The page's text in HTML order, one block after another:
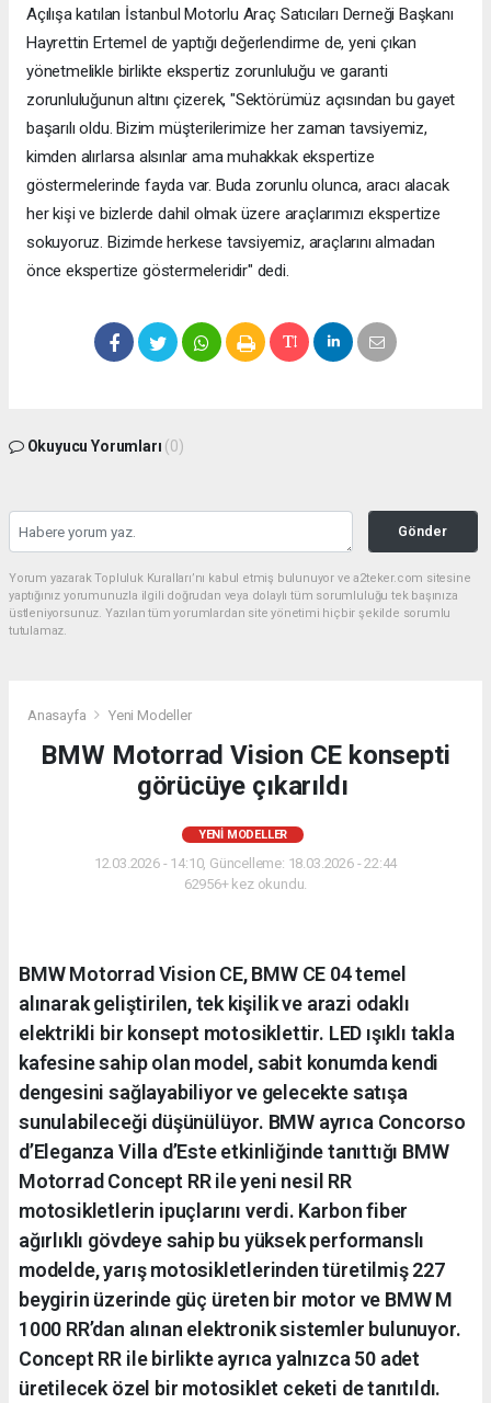
Açılışa katılan İstanbul Motorlu Araç Satıcıları Derneği Başkanı
Hayrettin Ertemel de yaptığı değerlendirme de, yeni çıkan
yönetmelikle birlikte ekspertiz zorunluluğu ve garanti
zorunluluğunun altını çizerek, "Sektörümüz açısından bu gayet
başarılı oldu. Bizim müşterilerimize her zaman tavsiyemiz,
kimden alırlarsa alsınlar ama muhakkak ekspertize
göstermelerinde fayda var. Buda zorunlu olunca, aracı alacak
her kişi ve bizlerde dahil olmak üzere araçlarımızı ekspertize
sokuyoruz. Bizimde herkese tavsiyemiz, araçlarını almadan
önce ekspertize göstermeleridir" dedi.
Okuyucu Yorumları (0)
Gönder
Yorum yazarak Topluluk Kuralları’nı kabul etmiş bulunuyor ve a2teker.com sitesine
yaptığınız yorumunuzla ilgili doğrudan veya dolaylı tüm sorumluluğu tek başınıza
üstleniyorsunuz. Yazılan tüm yorumlardan site yönetimi hiçbir şekilde sorumlu
tutulamaz.
Anasayfa Yeni Modeller
BMW Motorrad Vision CE konsepti
görücüye çıkarıldı
YENI MODELLER
12.03.2026 - 14:10, Güncelleme: 18.03.2026 - 22:44
62956+ kez okundu.
BMW Motorrad Vision CE, BMW CE 04 temel
alınarak geliştirilen, tek kişilik ve arazi odaklı
elektrikli bir konsept motosiklettir. LED ışıklı takla
kafesine sahip olan model, sabit konumda kendi
dengesini sağlayabiliyor ve gelecekte satışa
sunulabileceği düşünülüyor. BMW ayrıca Concorso
d’Eleganza Villa d’Este etkinliğinde tanıttığı BMW
Motorrad Concept RR ile yeni nesil RR
motosikletlerin ipuçlarını verdi. Karbon fiber
ağırlıklı gövdeye sahip bu yüksek performanslı
modelde, yarış motosikletlerinden türetilmiş 227
beygirin üzerinde güç üreten bir motor ve BMW M
1000 RR’dan alınan elektronik sistemler bulunuyor.
Concept RR ile birlikte ayrıca yalnızca 50 adet
üretilecek özel bir motosiklet ceketi de tanıtıldı.